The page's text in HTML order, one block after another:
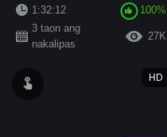
bathtub, sumuso ng titi ng
hus...
1:32:12
100%
3 taon ang
nakalipas
27K
HD